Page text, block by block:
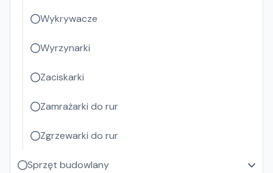
Wykrywacze
Wyrzynarki
Zaciskarki
Zamrażarki do rur
Zgrzewarki do rur
Sprzęt budowlany